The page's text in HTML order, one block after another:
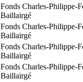
Fonds Charles-Philippe-
Baillairgé
Fonds Charles-Philippe-
Baillairgé
Fonds Charles-Philippe-
Baillairgé
Fonds Charles-Philippe-
Baillairgé